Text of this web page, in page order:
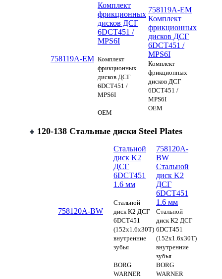
758119A-EM
Комплект
фрикционных
дисков ДСГ
6DCT451 /
MPS6I
Комплект
фрикционных
дисков ДСГ
6DCT451 /
MPS6I
OEM
758119A-EM
Комплект
фрикционных
дисков ДСГ
6DCT451 /
MPS6I
Комплект
фрикционных
дисков ДСГ
6DCT451 /
MPS6I
OEM
120-138 Стальные диски Steel Plates
758120A-BW
Стальной
диск K2
ДСГ
6DCT451
1.6 мм
Стальной
диск K2 ДСГ
6DCT451
(152x1.6x30T)
внутренние
зубья
BORG
WARNER
758120A-
BW
Стальной
диск K2
ДСГ
6DCT451
1.6 мм
Стальной
диск K2 ДСГ
6DCT451
(152x1.6x30T)
внутренние
зубья
BORG
WARNER